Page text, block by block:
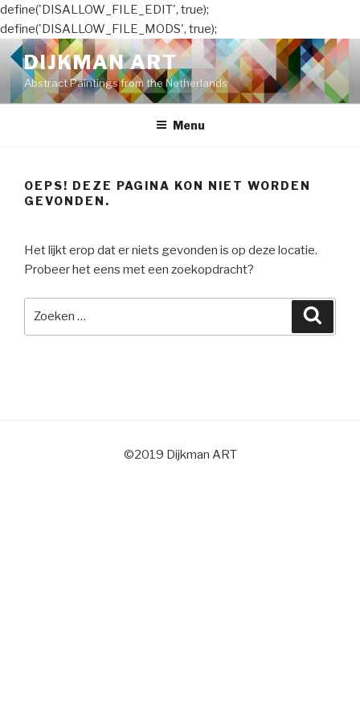
define('DISALLOW_FILE_EDIT', true);
define('DISALLOW_FILE_MODS', true);
Naar
de
inhoud
springen
DIJKMAN ART
Abstract Paintings from the Netherlands
Menu
OEPS! DEZE PAGINA KON NIET WORDEN
GEVONDEN.
Het lijkt erop dat er niets gevonden is op deze locatie.
Probeer het eens met een zoekopdracht?
©2019 Dijkman ART